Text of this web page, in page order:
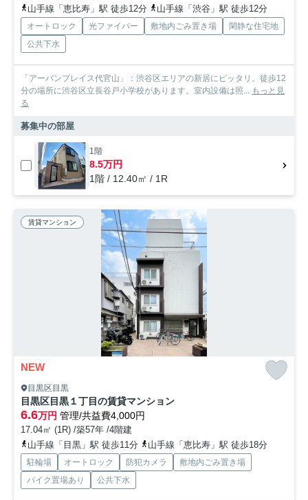
山手線「恵比寿」駅 徒歩12分
山手線「渋谷」駅 徒歩12分
オートロック 光ファイバー 敷地内ごみ置き場
閑静な住宅地
公共下水
「アーバンプレイス代官山」：渋谷区エリアの新居にピッタリ。徒歩12
分の場所に渋谷区立長谷戸小学校があります。室内設備は照... もっと見
る
募集中の部屋
1階
8.5万円
1階 / 12.40㎡ / 1R
賃貸マンション
NEW
目黒区目黒
目黒区目黒１丁目の賃貸マンション
6.6万円 管理/共益費4,000円
17.04㎡ (1R) /築57年 /4階建
山手線「目黒」駅 徒歩11分
山手線「恵比寿」駅 徒歩18分
駐輪場 オートロック 防犯カメラ
敷地内ごみ置き場
バイク置場あり
公共下水